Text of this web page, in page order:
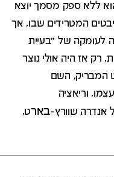
ללא ספק מסמך יוצא
המטרידים שבו, אך
לעומקה של "בעיית
רק אז היה אולי נוצר
המבריק, השם
וריאציה
בארט,